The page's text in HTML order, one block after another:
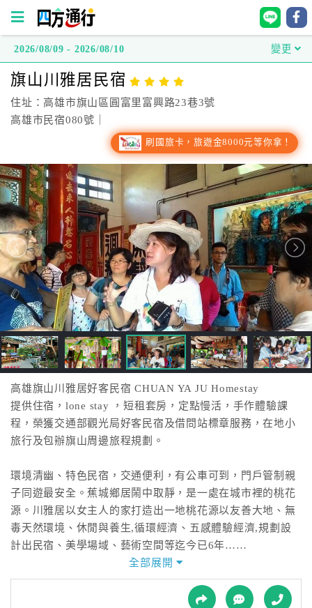
方
通
行
台
灣
訂
房
直
接
跟
飯
店
訂
房
HOT
色
民
宿
球
2026/08/09 - 2026/08/10 變更
旗山川雅居民宿
住址：高雄市旗山區圓富里富興路23巷3號
高雄市民宿080號｜
刷國旅卡，旅遊金8000元等你拿！
高雄旗山川雅居好客民宿 CHUAN YA JU Homestay
提供住宿，lone stay ，短租套房，定點慢活，手作體驗課
程，榮獲交通部觀光局好客民宿及借問站標章服務，在地小
旅行及包辦旗山周邊旅程規劃。
環境清幽、特色民宿，交通便利，有公車可到，門戶管制親
子同遊最安全。蕉城鄉居鬧中取靜，是一處在城市裡的桃花
源。川雅居以女主人的家打造出一地桃花源以友善大地、無
毒天然環境、休閒與養生,循環經濟、五感體驗經濟,規劃設
計出民宿、美學場域、藝術空間等迄今已6年……
川雅居女主人孫湘珍非常感恩父母親的養育之恩，也把長輩
們當成自己的長輩照顧，非常歡迎樂齡長輩來川雅居long
全部展開